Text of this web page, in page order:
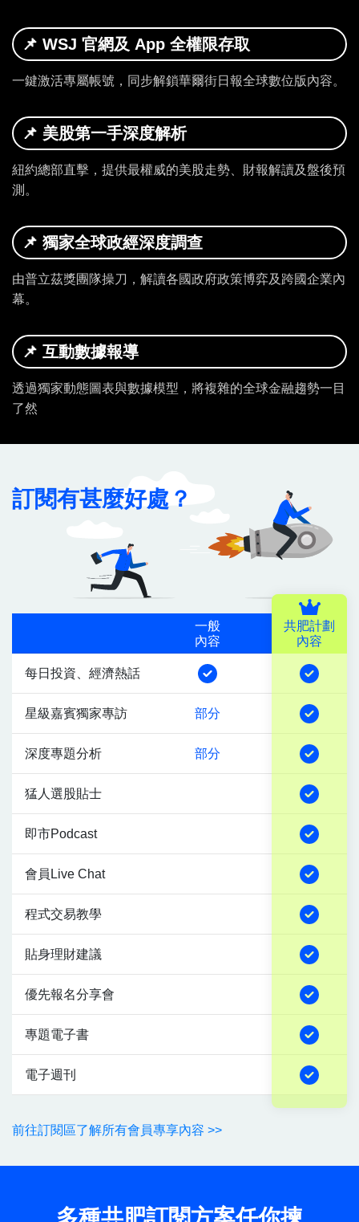
專
欄
閱
區
📌 WSJ 官網及 App 全權限存取
一鍵激活專屬帳號，同步解鎖華爾街日報全球數位版內容。
📌 美股第一手深度解析
紐約總部直擊，提供最權威的美股走勢、財報解讀及盤後預
測。
📌 獨家全球政經深度調查
由普立茲獎團隊操刀，解讀各國政府政策博弈及跨國企業內
幕。
📌 互動數據報導
透過獨家動態圖表與數據模型，將複雜的全球金融趨勢一目
了然
訂閱有甚麼好處？
一般
內容
部分
部分
共肥計劃
內容
每日投資、經濟熱話
星級嘉賓獨家專訪
深度專題分析
猛人選股貼士
即市Podcast
會員Live Chat
程式交易教學
貼身理財建議
優先報名分享會
專題電子書
電子週刊
前往訂閱區了解所有會員專享內容 >>